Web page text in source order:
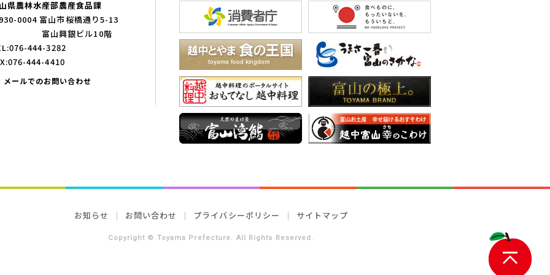
県農林水産部農産食品課
0004 富山市桜橋通り5-13
山興銀ビル10階
444-3282
444-4410
メールでのお問い合わせ
お知らせ お問い合わせ プライバシーポリシー サイトマップ
Copyright © Toyama Prefecture. All Rights Reserved.